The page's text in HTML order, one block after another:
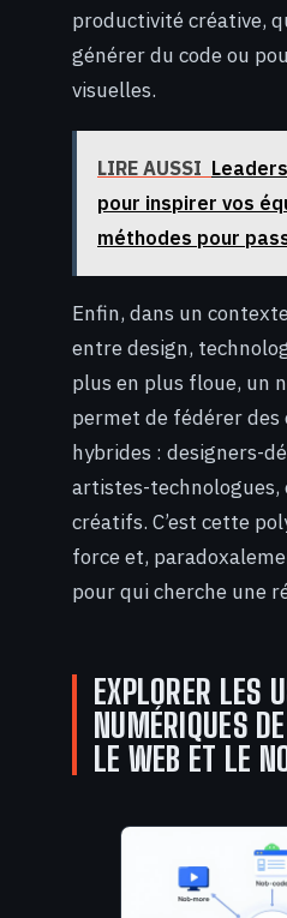
productivité créative,
générer du code ou
visuelles.
LIRE AUSSI
pour inspirer vos
méthodes pour
Enfin, dans un
entre design,
plus en plus floue, un
permet de fédérer des
hybrides : designers-
artistes-
créatifs. C’est cette
force et,
pour qui cherche une
EXPLORER LES
NUMÉRIQUES
LE WEB ET LE